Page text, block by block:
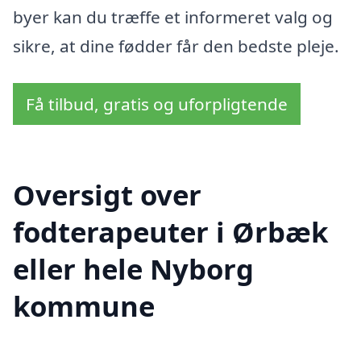
byer kan du træffe et informeret valg og
sikre, at dine fødder får den bedste pleje.
Få tilbud, gratis og uforpligtende
Oversigt over
fodterapeuter i Ørbæk
eller hele Nyborg
kommune